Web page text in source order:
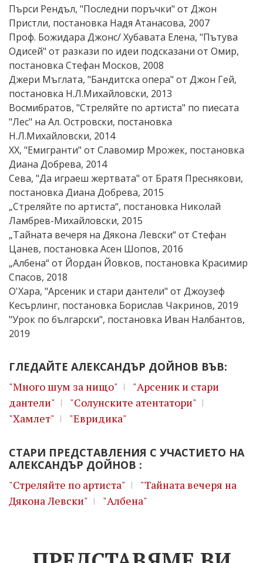
Пърси Рендъл, "Последни поръчки" от Джон
Пристли, постановка Надя Атанасова, 2007
Проф. Божидара Джонс/ Хубавата Елена, "Пътува
Одисей" от разкази по идеи подсказани от Омир,
постановка Стефан Москов, 2008
Джери Мъглата, "Бандитска опера" от Джон Гей,
постановка Н.Л.Михайловски, 2013
Восмибратов, "Стреляйте по артиста" по пиесата
"Лес" на Ал. Островски, постановка
Н.Л.Михайловски, 2014
ХХ, "Емигранти" от Славомир Мрожек, постановка
Диана Добрева, 2014
Сева, "Да играеш жертвата" от Братя Преснякови,
постановка Диана Добрева, 2015
„Стреляйте по артиста“, постановка Николай
Ламбрев-Михайловски, 2015
„Тайната вечеря на Дякона Левски“ от Стефан
Цанев, постановка Асен Шопов, 2016
„Албена“ от Йордан Йовков, постановка Красимир
Спасов, 2018
О'Хара, "Арсеник и стари дантели" от Джоузеф
Кесърлинг, постановка Борислав Чакринов, 2019
"Урок по български", постановка Иван Налбантов,
2019
ГЛЕДАЙТЕ АЛЕКСАНДЪР ДОЙНОВ ВЪВ:
"Много шум за нищо"
"Арсеник и стари
дантели"
"Солунските атентатори"
"Хамлет"
"Евридика"
СТАРИ ПРЕДСТАВЛЕНИЯ С УЧАСТИЕТО НА
АЛЕКСАНДЪР ДОЙНОВ :
"Стреляйте по артиста"
"Тайната вечеря на
Дякона Левски"
"Албена"